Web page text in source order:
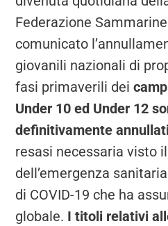
Federazione
comunicato
giovanili nazionali di
fasi primaverili dei
Under 10 ed Under 12
definitivamente
resasi necessaria visto
dell’emergenza
di COVID-19 che ha
globale. I titoli relativi